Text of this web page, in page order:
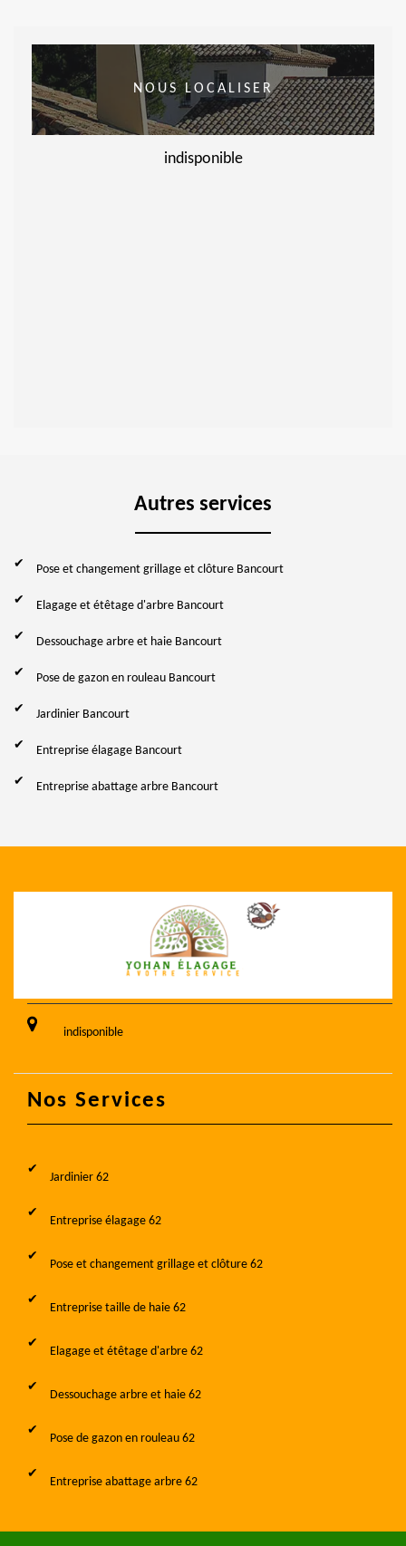
NOUS LOCALISER
indisponible
Autres services
Pose et changement grillage et clôture Bancourt
Elagage et étêtage d'arbre Bancourt
Dessouchage arbre et haie Bancourt
Pose de gazon en rouleau Bancourt
Jardinier Bancourt
Entreprise élagage Bancourt
Entreprise abattage arbre Bancourt
indisponible
Nos Services
Jardinier 62
Entreprise élagage 62
Pose et changement grillage et clôture 62
Entreprise taille de haie 62
Elagage et étêtage d'arbre 62
Dessouchage arbre et haie 62
Pose de gazon en rouleau 62
Entreprise abattage arbre 62